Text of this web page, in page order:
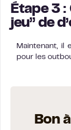
Étape 3 :
jeu” de
Maintenant, il
pour les
Bon